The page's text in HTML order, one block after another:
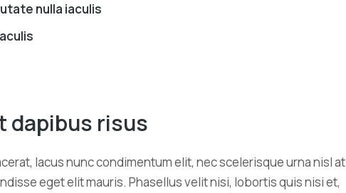
nulla iaculis
dapibus risus
lacus nunc condimentum elit, nec scelerisque urna nisl at
eget elit mauris. Phasellus velit nisi, lobortis quis nisi et,